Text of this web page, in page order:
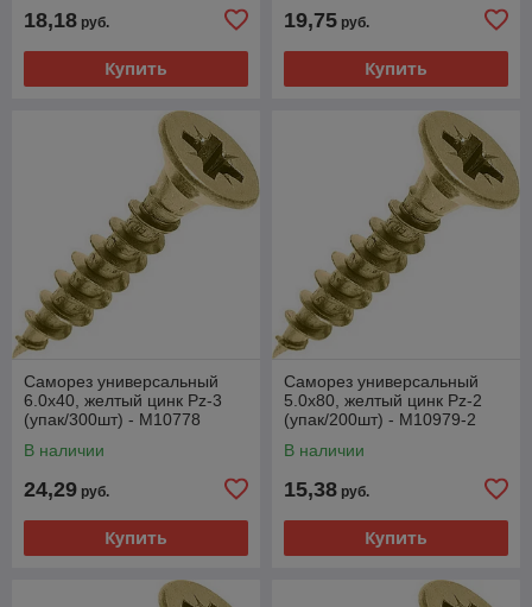
18,18 руб.
Купить
19,75 руб.
Купить
Саморез универсальный
6.0х40, желтый цинк Pz-3
(упак/300шт) - M10778
В наличии
24,29 руб.
Купить
Саморез универсальный
5.0х80, желтый цинк Pz-2
(упак/200шт) - M10979-2
В наличии
15,38 руб.
Купить